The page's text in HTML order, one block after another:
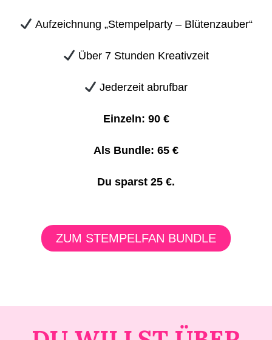
Aufzeichnung „Stempelparty – Blütenzauber“
Über 7 Stunden Kreativzeit
Jederzeit abrufbar
Einzeln: 90 €
Als Bundle: 65 €
Du sparst 25 €.
ZUM STEMPELFAN BUNDLE